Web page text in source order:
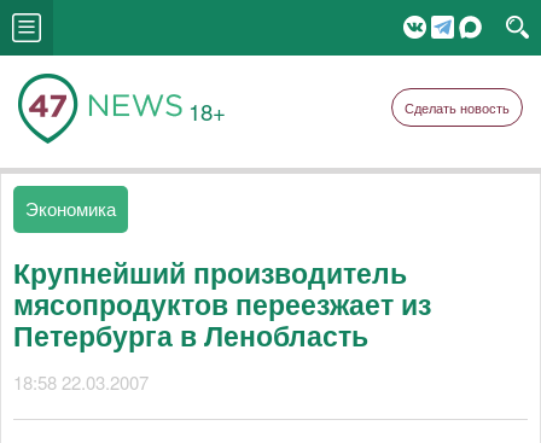
18+ Сделать новость
Экономика
Крупнейший производитель
мясопродуктов переезжает из
Петербурга в Ленобласть
18:58 22.03.2007